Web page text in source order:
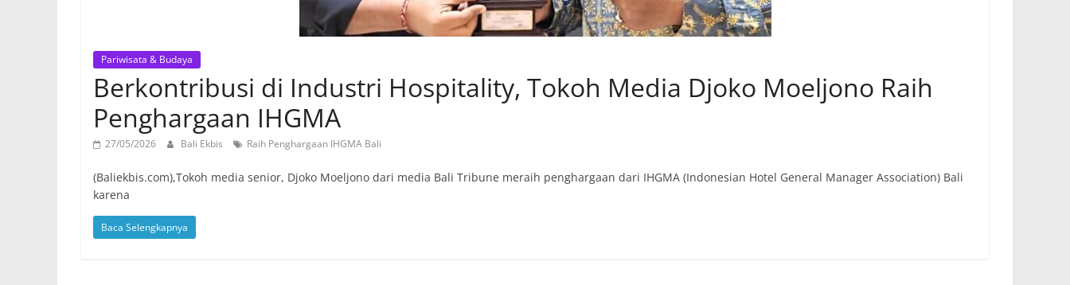
Pariwisata & Budaya
Berkontribusi di Industri Hospitality, Tokoh Media Djoko Moeljono Raih
Penghargaan IHGMA
27/05/2026 Bali Ekbis Raih Penghargaan IHGMA Bali
(Baliekbis.com),Tokoh media senior, Djoko Moeljono dari media Bali Tribune meraih penghargaan dari IHGMA (Indonesian Hotel General Manager Association) Bali
karena
Baca Selengkapnya